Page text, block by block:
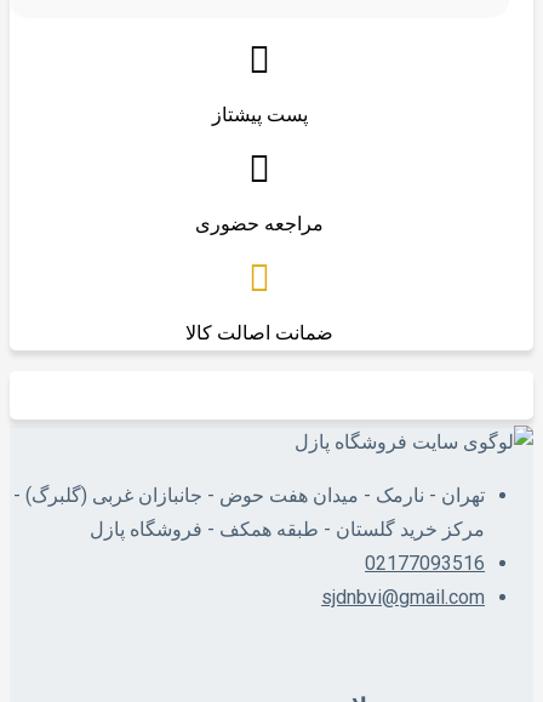
پست پیشتاز
مراجعه حضوری
ضمانت اصالت کالا
تهران - نارمک - میدان هفت حوض - جانبازان غربی (گلبرگ) -
مرکز خرید گلستان - طبقه همکف - فروشگاه پازل
02177093516
sjdnbvi@gmail.com